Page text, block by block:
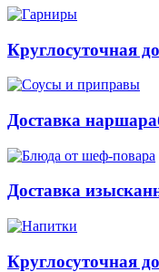
Круглосуточная
Доставка
Доставка
Круглосуточная